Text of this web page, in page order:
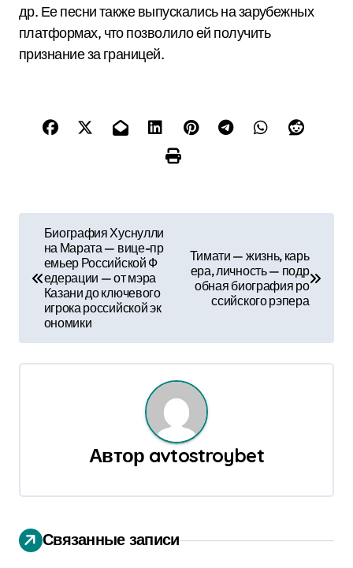
др. Ее песни также выпускались на зарубежных
платформах, что позволило ей получить
признание за границей.
г
я
о
Биография Хуснулли
на Марата — вице-пр
емьер Российской Ф
едерации — от мэра
Казани до ключевого
игрока российской эк
ономики
Тимати — жизнь, карь
ера, личность — подр
обная биография ро
ссийского рэпера
Автор avtostroybet
Связанные записи